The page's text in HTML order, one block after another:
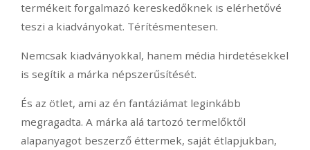
termékeit forgalmazó kereskedőknek is elérhetővé
teszi a kiadványokat. Térítésmentesen.
Nemcsak kiadványokkal, hanem média hirdetésekkel
is segítik a márka népszerűsítését.
És az ötlet, ami az én fantáziámat leginkább
megragadta. A márka alá tartozó termelőktől
alapanyagot beszerző éttermek, saját étlapjukban,